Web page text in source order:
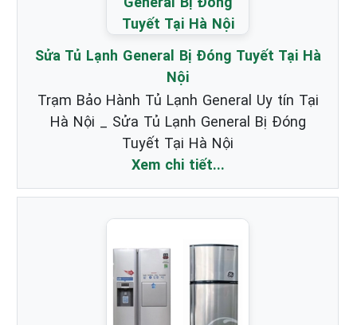
Sửa Tủ Lạnh General Bị Đóng Tuyết Tại Hà
Nội
Trạm Bảo Hành Tủ Lạnh General Uy tín Tại
Hà Nội _ Sửa Tủ Lạnh General Bị Đóng
Tuyết Tại Hà Nội
Xem chi tiết...